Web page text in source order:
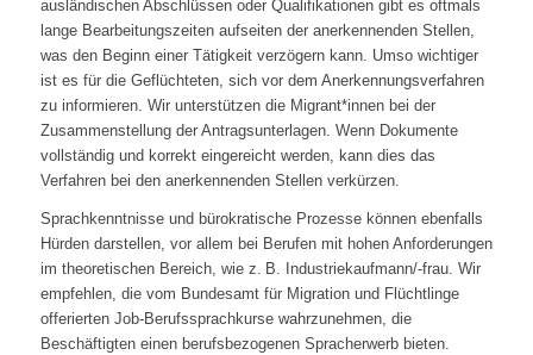
ausländischen Abschlüssen oder Qualifikationen gibt es oftmals
lange Bearbeitungszeiten aufseiten der anerkennenden Stellen,
was den Beginn einer Tätigkeit verzögern kann. Umso wichtiger
ist es für die Geflüchteten, sich vor dem Anerkennungsverfahren
zu informieren. Wir unterstützen die Migrant*innen bei der
Zusammenstellung der Antragsunterlagen. Wenn Dokumente
vollständig und korrekt eingereicht werden, kann dies das
Verfahren bei den anerkennenden Stellen verkürzen.
Sprachkenntnisse und bürokratische Prozesse können ebenfalls
Hürden darstellen, vor allem bei Berufen mit hohen Anforderungen
im theoretischen Bereich, wie z. B. Industriekaufmann/-frau. Wir
empfehlen, die vom Bundesamt für Migration und Flüchtlinge
offerierten Job-Berufssprachkurse wahrzunehmen, die
Beschäftigten einen berufsbezogenen Spracherwerb bieten.